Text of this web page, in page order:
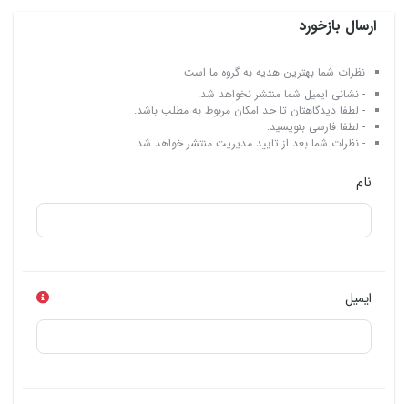
ارسال بازخورد
نظرات شما بهترین هدیه به گروه ما است
- نشانی ایمیل شما منتشر نخواهد شد.
- لطفا دیدگاهتان تا حد امکان مربوط به مطلب باشد.
- لطفا فارسی بنویسید.
- نظرات شما بعد از تایید مدیریت منتشر خواهد شد.
نام
ایمیل